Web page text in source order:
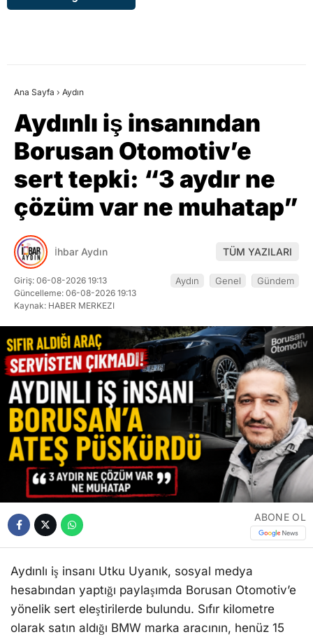
Ana Sayfa › Aydın
Aydınlı iş insanından
Borusan Otomotiv’e
sert tepki: “3 aydır ne
çözüm var ne muhatap”
İhbar Aydın TÜM YAZILARI
Giriş: 06-08-2026 19:13
Güncelleme: 06-08-2026 19:13
Kaynak: HABER MERKEZI
Aydın Genel Gündem
ABONE OL
Aydınlı iş insanı Utku Uyanık, sosyal medya
hesabından yaptığı paylaşımda Borusan Otomotiv’e
yönelik sert eleştirilerde bulundu. Sıfır kilometre
olarak satın aldığı BMW marka aracının, henüz 15